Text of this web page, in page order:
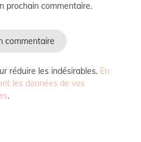
prochain commentaire.
réduire les indésirables. En
les données de vos
.